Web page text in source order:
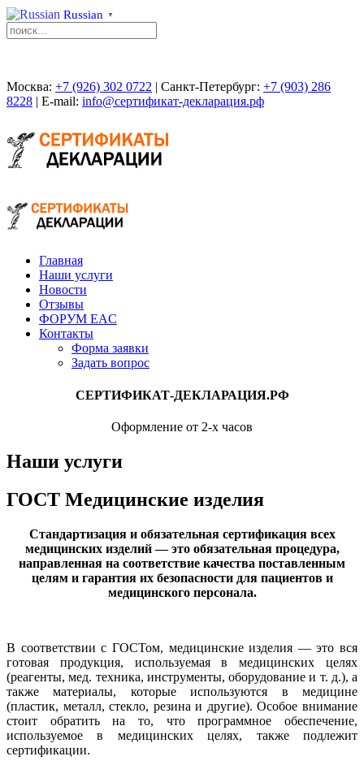
Russian ▼
Москва: +7 (926) 302 0722 | Санкт-Петербург: +7 (903) 286
8228 | E-mail: info@сертификат-декларация.рф
Главная
Наши услуги
Новости
Отзывы
ФОРУМ EAC
Контакты
Форма заявки
Задать вопрос
СЕРТИФИКАТ-ДЕКЛАРАЦИЯ.РФ
Оформление от 2-х часов
Наши услуги
ГОСТ Медицинские изделия
Стандартизация и обязательная сертификация всех
медицинских изделий — это обязательная процедура,
направленная на соответствие качества поставленным
целям и гарантия их безопасности для пациентов и
медицинского персонала.
В соответствии с ГОСТом, медицинские изделия — это вся
готовая продукция, используемая в медицинских целях
(реагенты, мед. техника, инструменты, оборудование и т. д.), а
также материалы, которые используются в медицине
(пластик, металл, стекло, резина и другие). Особое внимание
стоит обратить на то, что программное обеспечение,
используемое в медицинских целях, также подлежит
сертификации.